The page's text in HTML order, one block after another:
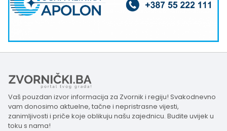
Vaš pouzdan izvor informacija za Zvornik i regiju! Svakodnevno
vam donosimo aktuelne, tačne i nepristrasne vijesti,
zanimljivosti i priče koje oblikuju našu zajednicu. Budite uvijek u
toku s nama!